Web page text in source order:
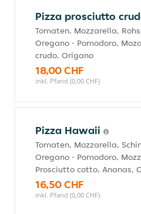
Pizza prosciutto
Tomaten, Mozzarella,
Oregano - Pomodoro,
crudo, Origano
18,00 CHF
inkl. Pfand (0,00 CHF)
Pizza Hawaii
Tomaten, Mozzarella,
Oregano - Pomodoro,
Prosciutto cotto, Ananas,
16,50 CHF
inkl. Pfand (0,00 CHF)